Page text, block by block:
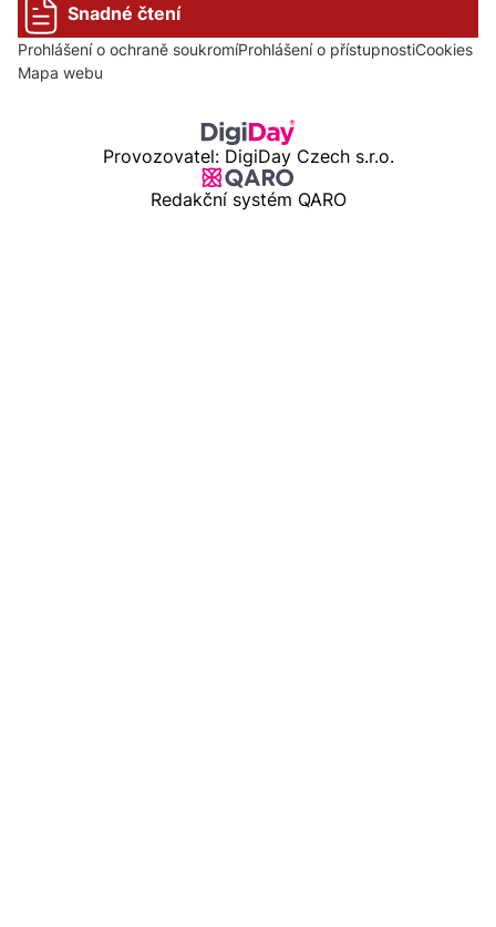
Snadné čtení
Prohlášení o ochraně soukromíProhlášení o přístupnostiCookies
Mapa webu
Provozovatel: DigiDay Czech s.r.o.
Redakční systém QARO